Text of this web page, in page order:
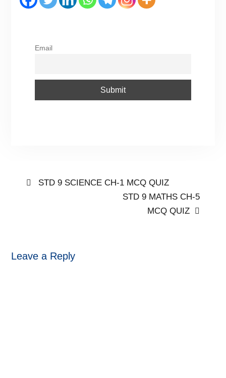
Email
STD 9 SCIENCE CH-1 MCQ QUIZ
STD 9 MATHS CH-5
MCQ QUIZ
Leave a Reply